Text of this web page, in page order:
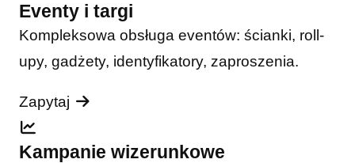
Eventy i targi
Kompleksowa obsługa eventów: ścianki, roll-
upy, gadżety, identyfikatory, zaproszenia.
Zapytaj
Kampanie wizerunkowe